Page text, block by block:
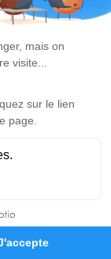
estdisponible